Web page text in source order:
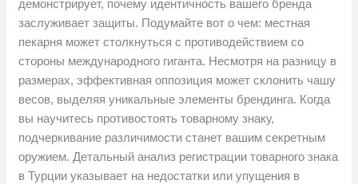
демонстрирует, почему идентичность вашего бренда
заслуживает защиты. Подумайте вот о чем: местная
пекарня может столкнуться с противодействием со
стороны международного гиганта. Несмотря на разницу в
размерах, эффективная оппозиция может склонить чашу
весов, выделяя уникальные элементы брендинга. Когда
вы научитесь противостоять товарному знаку,
подчеркивание различимости станет вашим секретным
оружием. Детальный анализ регистрации товарного знака
в Турции указывает на недостатки или упущения в